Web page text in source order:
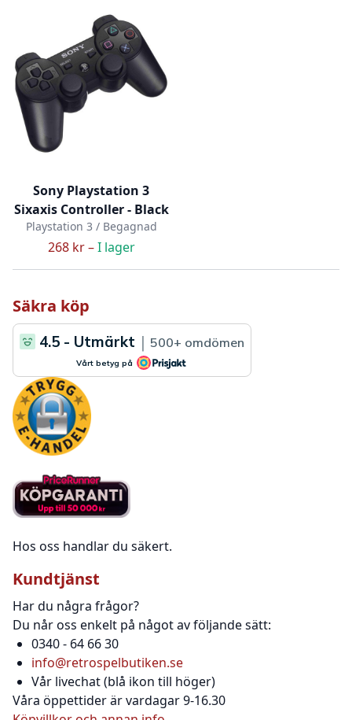
Sony Playstation 3
Sixaxis Controller - Black
Playstation 3 / Begagnad
268 kr –I lager
Säkra köp
Hos oss handlar du säkert.
Kundtjänst
Har du några frågor?
Du når oss enkelt på något av följande sätt:
0340 - 64 66 30
info@retrospelbutiken.se
Vår livechat (blå ikon till höger)
Våra öppettider är vardagar 9-16.30